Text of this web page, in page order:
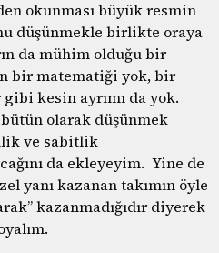
okunması büyük resmin
düşünmekle birlikte oraya
da mühim olduğu bir
bir matematiği yok, bir
kesin ayrımı da yok.
olarak düşünmek
ve sabitlik
da ekleyeyim. Yine de
yanı kazanan takımın öyle
kazanmadığıdır diyerek